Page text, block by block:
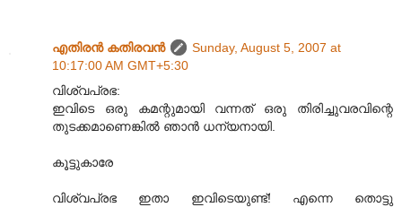
എതിരന്‍ കതിരവന്‍
Sunday, August 5, 2007 at
10:17:00 AM GMT+5:30
വിശ്വപ്രഭ:
ഇവിടെ ഒരു കമന്റുമായി വന്നത് ഒരു തിരിച്ചുവരവിന്റെ
തുടക്കമാണെങ്കില്‍ ഞാന്‍ ധന്യനായി.
കൂട്ടുകാരേ
വിശ്വപ്രഭ ഇതാ ഇവിടെയുണ്ട്! എന്നെ തൊട്ടു